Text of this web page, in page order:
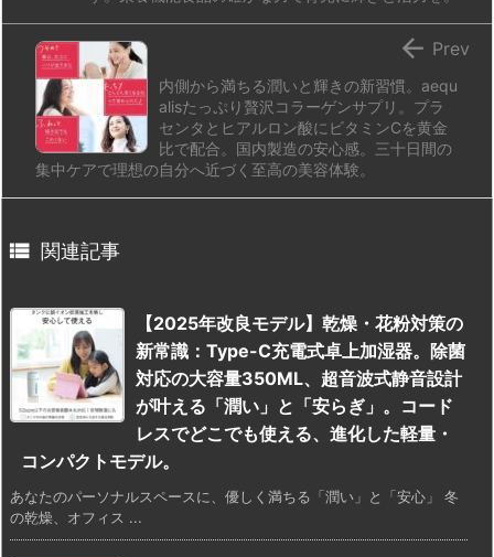
内側から満ちる潤いと輝きの新習慣。aequ
alisたっぷり贅沢コラーゲンサプリ。プラ
センタとヒアルロン酸にビタミンCを黄金
比で配合。国内製造の安心感。三十日間の
集中ケアで理想の自分へ近づく至高の美容体験。
 Prev
 関連記事
【2025年改良モデル】乾燥・花粉対策の
新常識：Type-C充電式卓上加湿器。除菌
対応の大容量350ML、超音波式静音設計
が叶える「潤い」と「安らぎ」。コード
レスでどこでも使える、進化した軽量・
コンパクトモデル。
あなたのパーソナルスペースに、優しく満ちる「潤い」と「安心」 冬
の乾燥、オフィス ...